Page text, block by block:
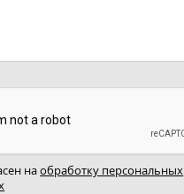
наобработку персональных